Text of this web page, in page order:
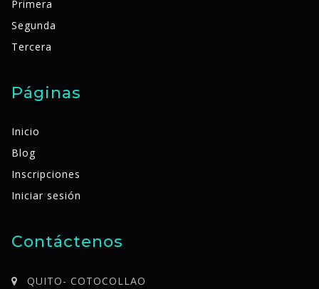
Primera
Segunda
Tercera
Páginas
Inicio
Blog
Inscripciones
Iniciar sesión
Contáctenos
QUITO- COTOCOLLAO